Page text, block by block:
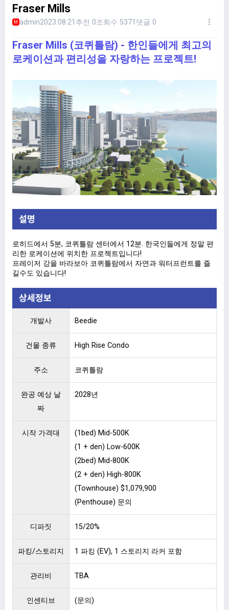
Fraser Mills
M admin2023.08.21 추천 0조회수 5371 댓글 0
Fraser Mills (코퀴틀람) - 한인들에게 최고의
로케이션과 편리성을 자랑하는 프로젝트!
로히드에서 5분, 코퀴틀람 센터에서 12분. 한국인들에게 정말 편
리한 로케이션에 위치한 프로젝트입니다!
프레이저 강을 바라보아 코퀴틀람에서 자연과 워터프런트를 즐
길수도 있습니다!
개발사 Beedie
건물 종류 High Rise Condo
주소 코퀴틀람
완공 예상 날
짜
2028년
시작 가격대
(1bed) Mid-500K
(1 + den) Low-600K
(2bed) Mid-800K
(2 + den) High-800K
(Townhouse) $1,079,900
(Penthouse) 문의
디파짓 15/20%
파킹/스토리지 1 파킹 (EV), 1 스토리지 라커 포함
관리비 TBA
인센티브
(문의)